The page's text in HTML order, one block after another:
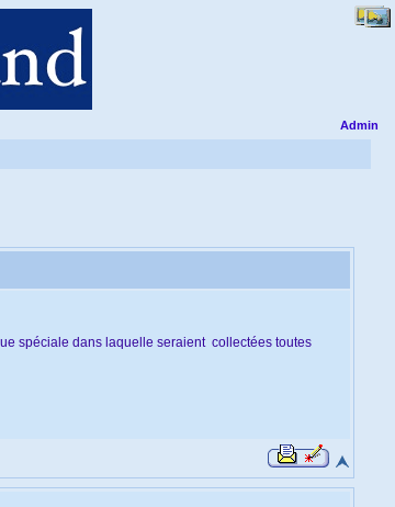
Admin
spéciale dans laquelle seraient collectées toutes